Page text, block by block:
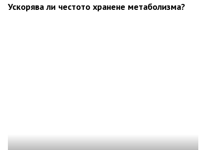
Ускорява ли честото хранене метаболизма?